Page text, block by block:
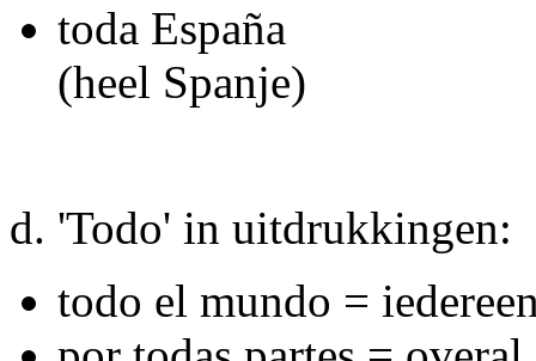
toda España
(heel Spanje)
d. 'Todo' in uitdrukkingen:
todo el mundo =